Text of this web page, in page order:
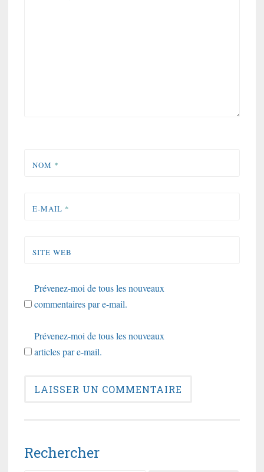
NOM *
E-MAIL *
SITE WEB
Prévenez-moi de tous les nouveaux
commentaires par e-mail.
Prévenez-moi de tous les nouveaux
articles par e-mail.
Rechercher